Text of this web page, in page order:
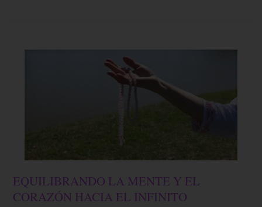
EQUILIBRANDO LA MENTE Y EL
CORAZÓN HACIA EL INFINITO
EQUILIBRANDO
LA
MENTE
Y